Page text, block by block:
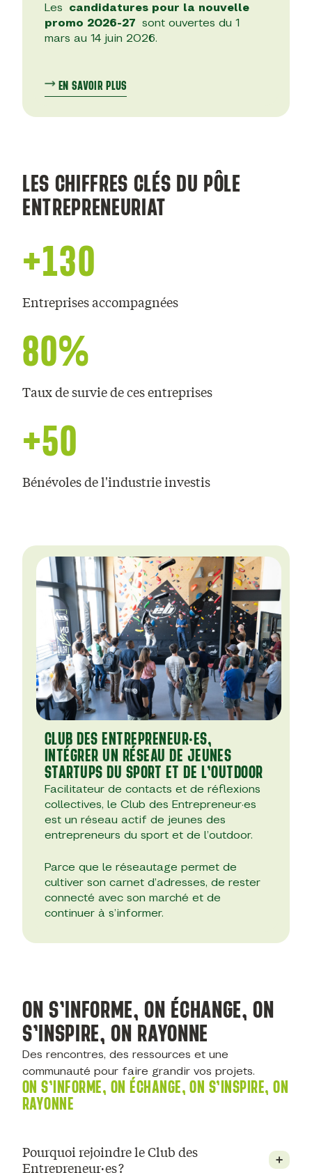
Les candidatures pour la nouvelle
promo 2026-27 sont ouvertes du 1
mars au 14 juin 2026.
EN SAVOIR PLUS
LES CHIFFRES CLÉS DU PÔLE
ENTREPRENEURIAT
+130
Entreprises accompagnées
80%
Taux de survie de ces entreprises
+50
Bénévoles de l'industrie investis
CLUB DES ENTREPRENEUR·ES,
INTÉGRER UN RÉSEAU DE JEUNES
STARTUPS DU SPORT ET DE L’OUTDOOR
Facilitateur de contacts et de réflexions
collectives, le Club des Entrepreneur·es
est un réseau actif de jeunes des
entrepreneurs du sport et de l’outdoor.
Parce que le réseautage permet de
cultiver son carnet d’adresses, de rester
connecté avec son marché et de
continuer à s’informer.
ON S’INFORME, ON ÉCHANGE, ON
S’INSPIRE, ON RAYONNE
Des rencontres, des ressources et une
communauté pour faire grandir vos projets.
ON S’INFORME, ON ÉCHANGE, ON S’INSPIRE, ON
RAYONNE
Pourquoi rejoindre le Club des
Entrepreneur·es ?